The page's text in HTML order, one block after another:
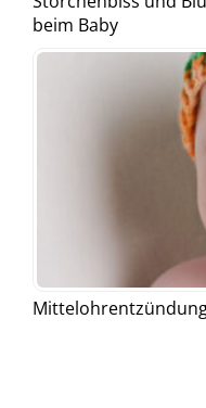
beim Baby